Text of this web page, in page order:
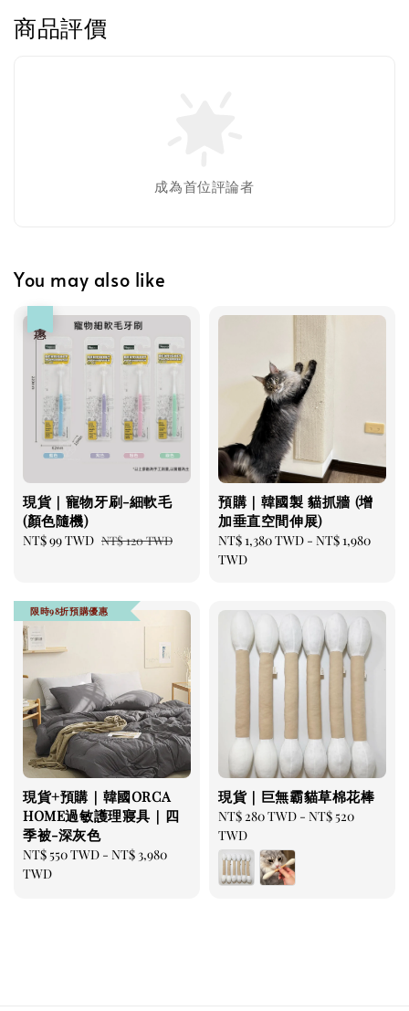
Greenies 健綠｜潔牙餅
美國有機貓草毛線老鼠
NT$ 300 TWD
NT$ 350 TWD
瀏覽更多
商品評價
成為首位評論者
You may also like
現貨｜寵物牙刷-細軟毛
(顏色隨機)
Sale
NT$ 99 TWD Regular
NT$ 120 TWD
預購｜韓國製 貓抓牆 (增
加垂直空間伸展)
Regular
price
NT$ 1,380 TWD - NT$ 1,980
TWD
限時98折預購優惠
現貨+預購｜韓國ORCA
HOME過敏護理寢具｜四
季被-深灰色
Regular
price
NT$ 550 TWD - NT$ 3,980
TWD
現貨｜巨無霸貓草棉花棒
Regular
price
NT$ 280 TWD - NT$ 520
TWD